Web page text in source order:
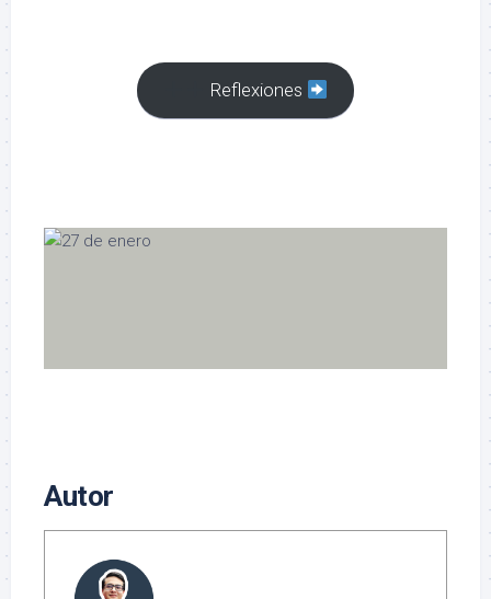
Reflexiones
Autor